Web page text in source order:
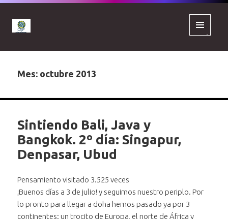
WIDGETS
Mes: octubre 2013
Sintiendo Bali, Java y
Bangkok. 2º día: Singapur,
Denpasar, Ubud
Pensamiento visitado 3.525 veces
¡Buenos días a 3 de julio! y seguimos nuestro periplo. Por
lo pronto para llegar a doha hemos pasado ya por 3
continentes: un trocito de Europa, el norte de África y